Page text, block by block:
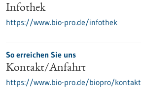
Infothek
https://www.bio-pro.de/infothek
So erreichen Sie uns
Kontakt/Anfahrt
https://www.bio-pro.de/biopro/kontakt